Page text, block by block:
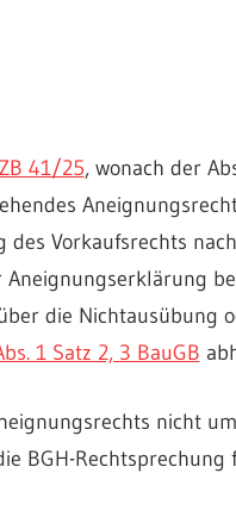
41/25, wonach der
des Vorkaufsrechts nach
die Nichtausübung
1 Satz 2, 3 BauGB
nicht
BGH-Rechtsprechung